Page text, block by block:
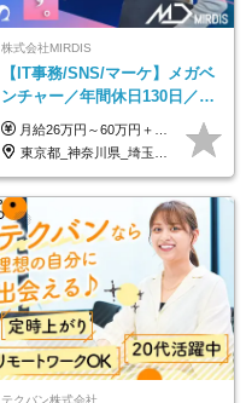
株式会社MIRDIS
【IT事務/SNS/マーケ】メガベ
ンチャー／年間休日130日／
SNS業務／リモート可能／未
経験◎
月給26万円～60万円＋賞与1回＋各種手当 ★Point：経験者の方は100％年収UPでの待遇提示も可能！ ※試用期間6カ月 ※期間中は月給23万円以上～スタート ※期間中は契約社員
東京都_神奈川県_埼玉県_千葉県
テクバン株式会社